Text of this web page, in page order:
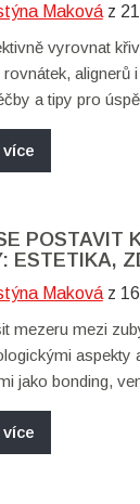
Makováz
vyrovnat
alignerů
a tipy pro
POSTAVIT
ESTETIKA,
Makováz
mezeru mezi
aspekty
jako bonding,